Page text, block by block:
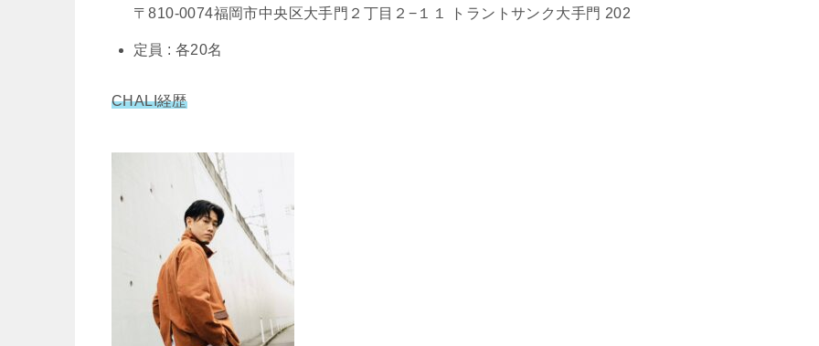
〒810-0074福岡市中央区大手門２丁目２−１１ トラントサンク大手門 202
定員 : 各20名
CHALI経歴